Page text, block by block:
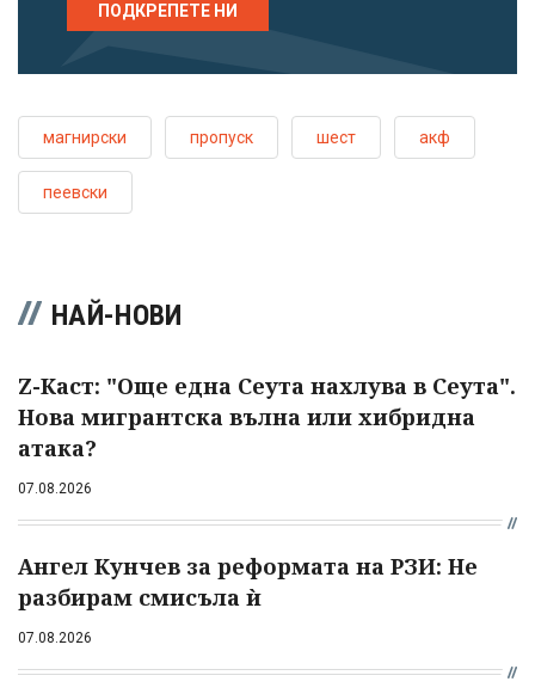
ПОДКРЕПЕТЕ НИ
магнирски пропуск шест акф
пеевски
НАЙ-НОВИ
Z-Каст: "Още една Сеута нахлува в Сеута".
Нова мигрантска вълна или хибридна
атака?
07.08.2026
Ангел Кунчев за реформата на РЗИ: Не
разбирам смисъла ѝ
07.08.2026